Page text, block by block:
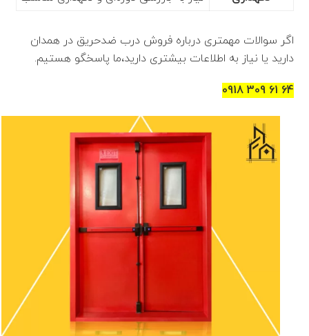
اگر سوالات مهمتری درباره فروش درب ضدحریق در همدان
دارید یا نیاز به اطلاعات بیشتری دارید،ما پاسخگو هستیم.
64 61 309 0918